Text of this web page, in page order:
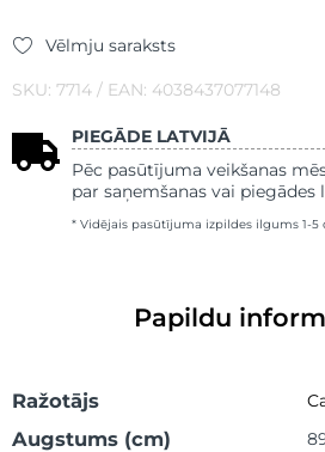
Vēlmju saraksts
SKU: 7714 / EAN: 4038437077148
PIEGĀDE LATVIJĀ
Pēc pasūtījuma veikšanas
par saņemšanas vai piegādes
* Vidējais pasūtījuma izpildes ilgums 1-5
Papildu
Ražotājs
Augstums (cm)